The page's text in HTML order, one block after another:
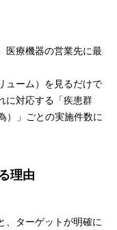
医療機器の営業先に最
ューム）を見るだけで
に対応する「疾患群
）」ごとの実施件数に
理由
、ターゲットが明確に